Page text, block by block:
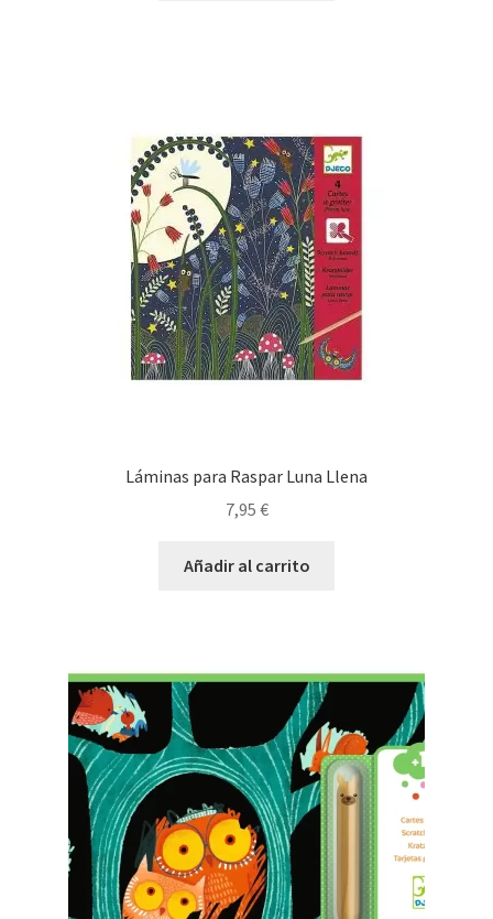
Láminas para Raspar Luna Llena
7,95 €
Añadir al carrito